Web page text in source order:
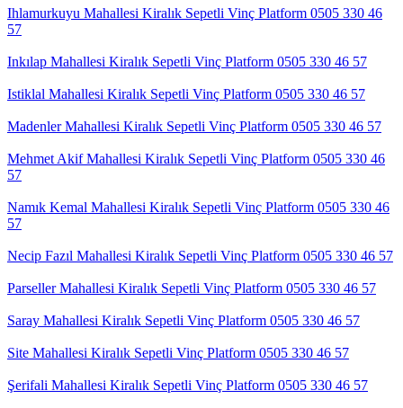
Ihlamurkuyu Mahallesi Kiralık Sepetli Vinç Platform 0505 330 46
57
Inkılap Mahallesi Kiralık Sepetli Vinç Platform 0505 330 46 57
Istiklal Mahallesi Kiralık Sepetli Vinç Platform 0505 330 46 57
Madenler Mahallesi Kiralık Sepetli Vinç Platform 0505 330 46 57
Mehmet Akif Mahallesi Kiralık Sepetli Vinç Platform 0505 330 46
57
Namık Kemal Mahallesi Kiralık Sepetli Vinç Platform 0505 330 46
57
Necip Fazıl Mahallesi Kiralık Sepetli Vinç Platform 0505 330 46 57
Parseller Mahallesi Kiralık Sepetli Vinç Platform 0505 330 46 57
Saray Mahallesi Kiralık Sepetli Vinç Platform 0505 330 46 57
Site Mahallesi Kiralık Sepetli Vinç Platform 0505 330 46 57
Şerifali Mahallesi Kiralık Sepetli Vinç Platform 0505 330 46 57